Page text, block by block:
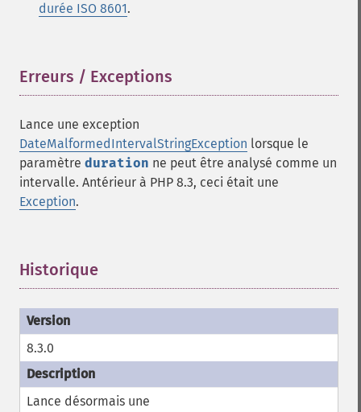
durée ISO 8601.
Erreurs / Exceptions
Lance une exception
DateMalformedIntervalStringException lorsque le
paramètre duration ne peut être analysé comme un
intervalle. Antérieur à PHP 8.3, ceci était une
Exception.
Historique
8.3.0
Lance désormais une